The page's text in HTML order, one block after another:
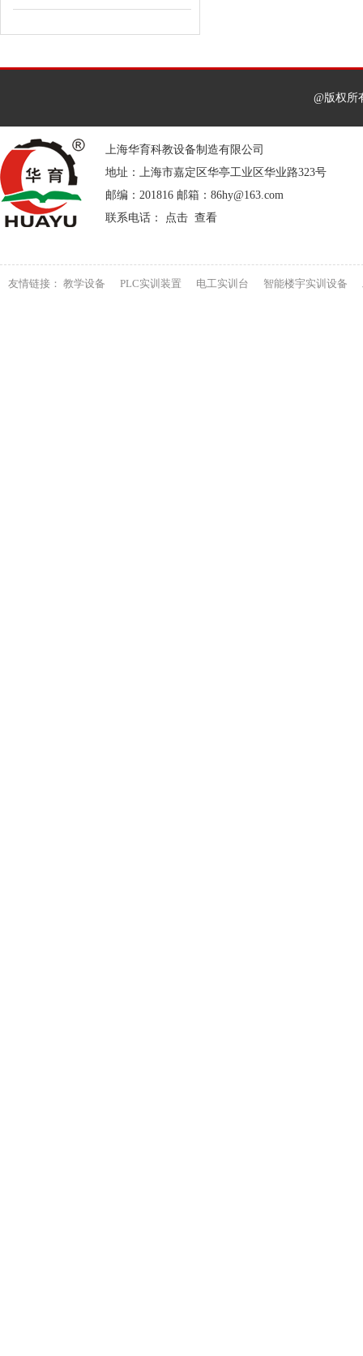
@版权
上海华育科教设备制造有限公司
地址：上海市嘉定区华亭工业区华业路323号
邮编：201816 邮箱：86hy@163.com
联系电话： 点击 查看
友情链接： 教学设备 PLC实训装置 电工实训台 智能楼宇实训设备